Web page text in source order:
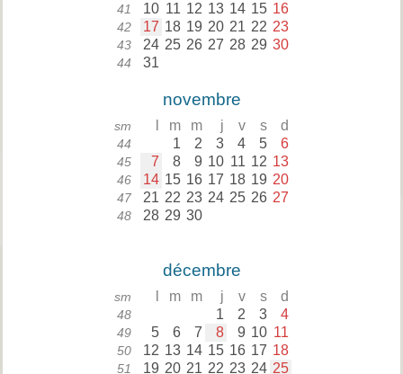
41 10 11 12 13 14 15 16
42 17 18 19 20 21 22 23
43 24 25 26 27 28 29 30
44 31
novembre
sm m m j v s d
44 1 2 3 4 5 6
45 7 8 9 10 11 12 13
46 14 15 16 17 18 19 20
47 21 22 23 24 25 26 27
48 28 29 30
décembre
sm m m j v s d
48 1 2 3 4
49 5 6 7 8 9 10 11
50 12 13 14 15 16 17 18
51 19 20 21 22 23 24 25